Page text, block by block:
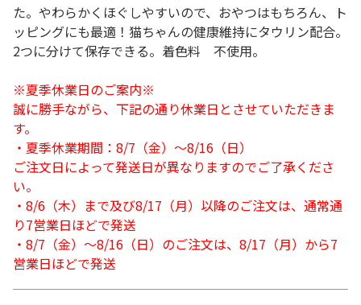
た。やわらかくほぐしやすいので、おやつはもちろん、ト
ッピングにも最適！猫ちゃんの健康維持にタウリン配合。
2つに分けて保存できる。着色料 不使用。
※夏季休業日のご案内※
誠に勝手ながら、下記の通り休業日とさせていただきま
す。
・夏季休業期間：8/7（金）～8/16（日）
ご注文日によって発送日が異なりますのでご了承くださ
い。
・8/6（木）まで及び8/17（月）以降のご注文は、通常通
り7営業日ほどで発送
・8/7（金）～8/16（日）のご注文は、8/17（月）から7
営業日ほどで発送